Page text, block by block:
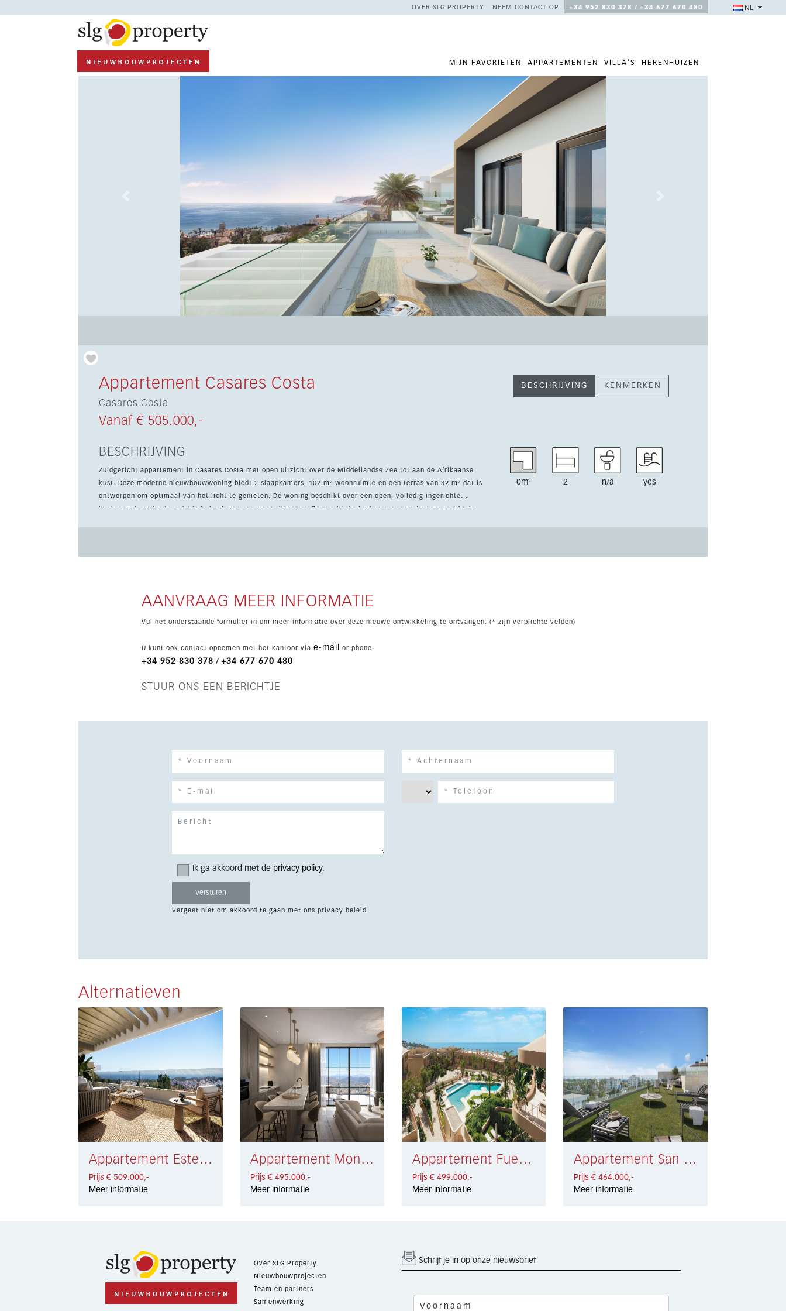
OVER SLG PROPERTY NEEM CONTACT OP +34 952 830 378 / +34 677 670 480
MIJN FAVORIETEN APPARTEMENTEN VILLA'S HERENHUIZEN
NL
Appartement Casares Costa
Casares Costa
Vanaf € 505.000,-
BESCHRIJVING KENMERKEN
BESCHRIJVING
Zuidgericht appartement in Casares Costa met open uitzicht over de Middellandse Zee tot aan de Afrikaanse
kust. Deze moderne nieuwbouwwoning biedt 2 slaapkamers, 102 m² woonruimte en een terras van 32 m² dat is
ontworpen om optimaal van het licht te genieten. De woning beschikt over een open, volledig ingerichte
keuken, inbouwkasten, dubbele beglazing en airconditioning. Ze maakt deel uit van een exclusieve residentie
0m² 2 n/a yes
AANVRAAG MEER INFORMATIE
Vul het onderstaande formulier in om meer informatie over deze nieuwe ontwikkeling te ontvangen. (* zijn verplichte velden)
U kunt ook contact opnemen met het kantoor via e-mail or phone:
+34 952 830 378 / +34 677 670 480
STUUR ONS EEN BERICHTJE
Ik ga akkoord met de privacy policy.
Vergeet niet om akkoord te gaan met ons privacy beleid
Alternatieven
Appartement Estepona € 509.000,-
Prijs € 509.000,-
Meer informatie
Appartement Monda € 495.000,-
Prijs € 495.000,-
Meer informatie
Appartement Fuengirola € 499.000,-
Prijs € 499.000,-
Meer informatie
Appartement San Pedro de Alcántara € 464.000,-
Prijs € 464.000,-
Meer informatie
Over SLG Property
Nieuwbouwprojecten
Team en partners
Samenwerking
Schrijf je in op onze nieuwsbrief